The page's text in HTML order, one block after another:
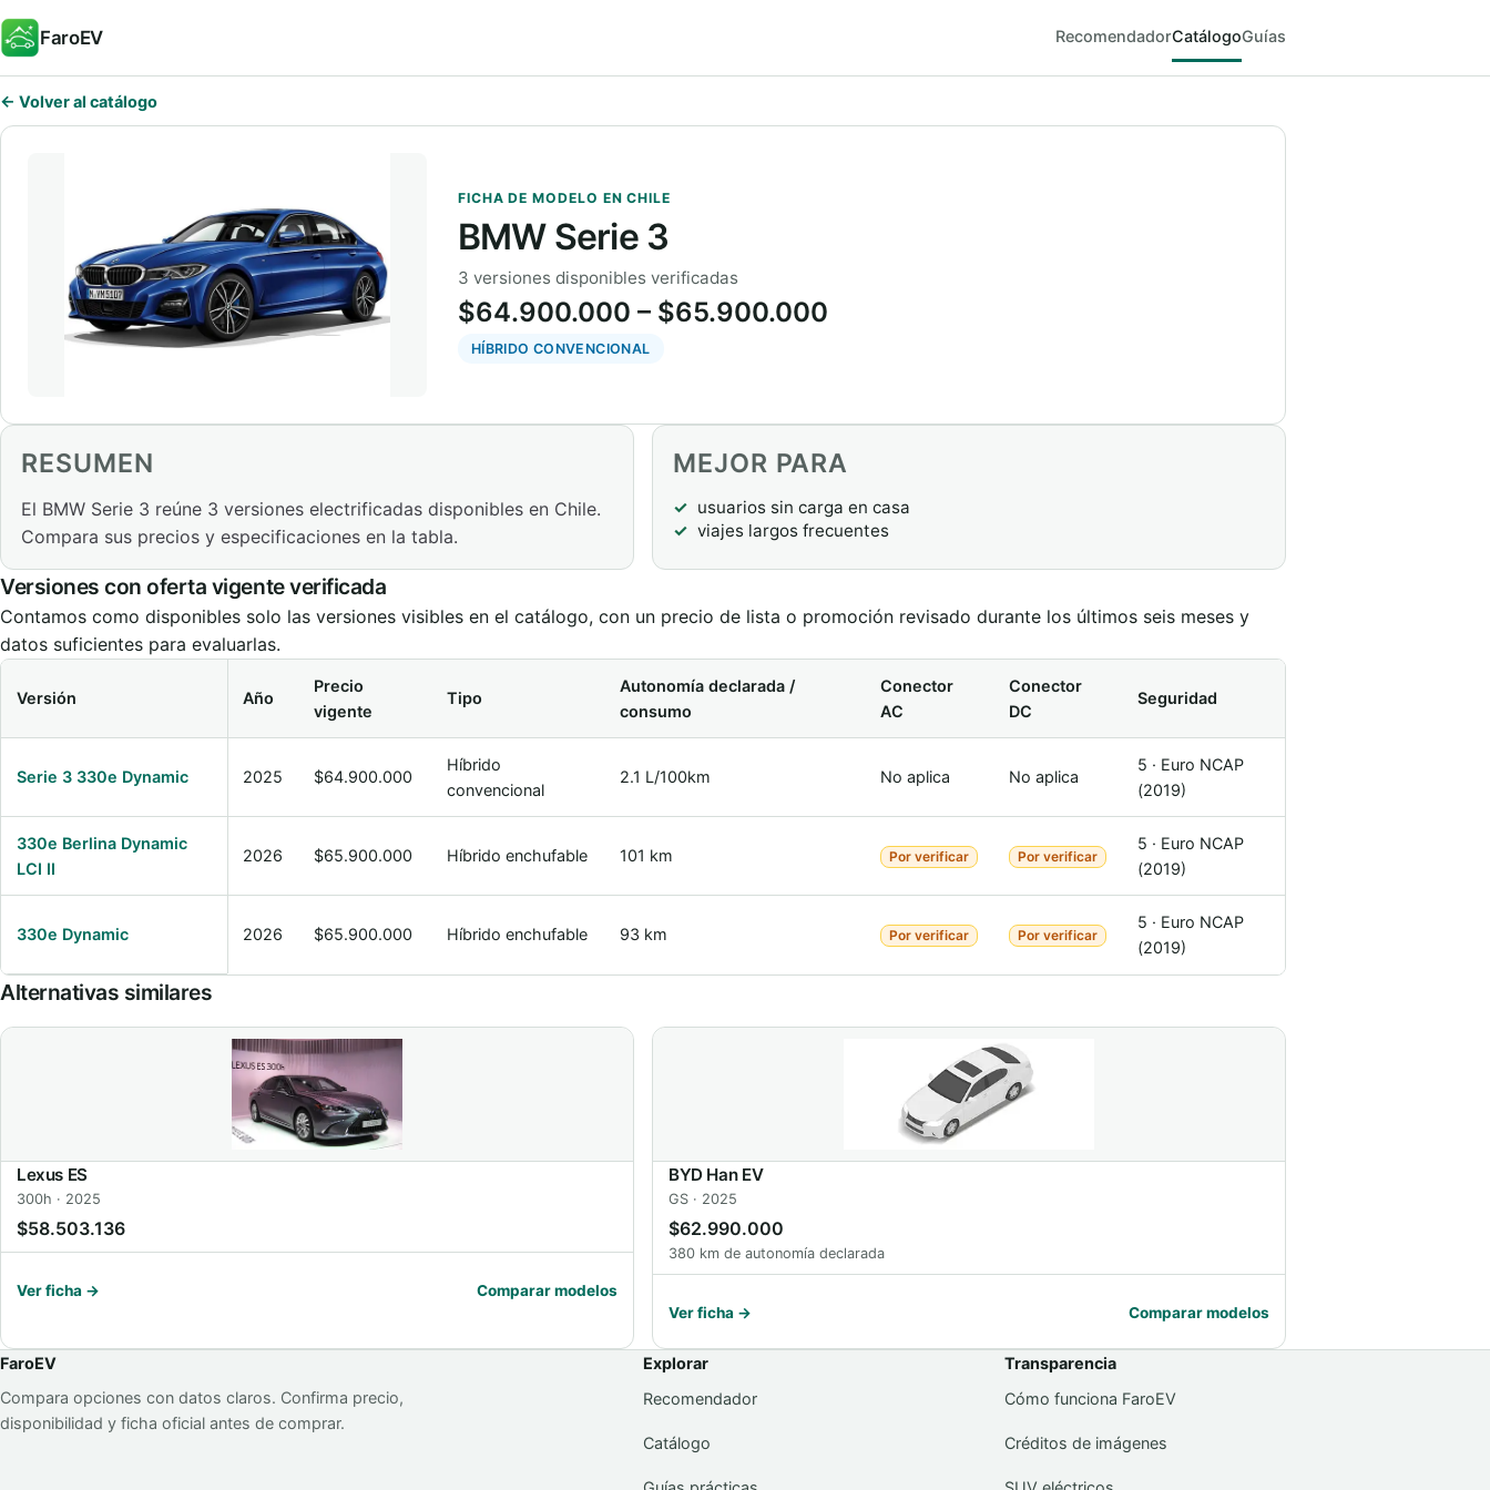
FaroEV RecomendadorCatálogoGuías
← Volver al catálogo
FICHA DE MODELO EN CHILE
BMW Serie 3
3 versiones disponibles verificadas
$64.900.000 – $65.900.000
HÍBRIDO CONVENCIONAL
RESUMEN
El BMW Serie 3 reúne 3 versiones electrificadas disponibles en Chile.
Compara sus precios y especificaciones en la tabla.
MEJOR PARA
usuarios sin carga en casa
viajes largos frecuentes
Versiones con oferta vigente verificada
Contamos como disponibles solo las versiones visibles en el catálogo, con un precio de lista o promoción revisado durante los últimos seis meses y
datos suficientes para evaluarlas.
Versión Año
Precio
vigente
Tipo
Autonomía declarada /
consumo
Conector
AC
Conector
DC
Seguridad
Serie 3 330e Dynamic 2025 $64.900.000
Híbrido
convencional
2.1 L/100km No aplica No aplica
5 · Euro NCAP
(2019)
330e Berlina Dynamic
LCI II
2026 $65.900.000 Híbrido enchufable 101 km Por verificar Por verificar
5 · Euro NCAP
(2019)
330e Dynamic 2026 $65.900.000 Híbrido enchufable 93 km Por verificar Por verificar
5 · Euro NCAP
(2019)
Alternativas similares
Lexus ES
300h · 2025
$58.503.136
Ver ficha → Comparar modelos
BYD Han EV
GS · 2025
$62.990.000
380 km de autonomía declarada
Ver ficha → Comparar modelos
FaroEV
Compara opciones con datos claros. Confirma precio,
disponibilidad y ficha oficial antes de comprar.
Explorar
Recomendador
Catálogo
Transparencia
Cómo funciona FaroEV
Créditos de imágenes